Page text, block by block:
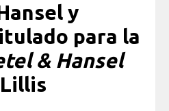
y
para la
& Hansel